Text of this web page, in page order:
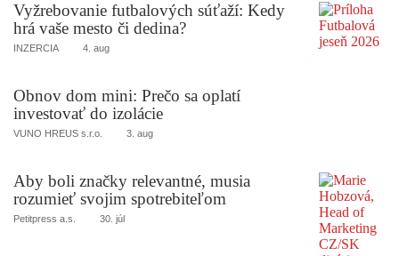
Vyžrebovanie futbalových súťaží: Kedy
hrá vaše mesto či dedina?
INZERCIA 4. aug
Obnov dom mini: Prečo sa oplatí
investovať do izolácie
VUNO HREUS s.r.o. 3. aug
Aby boli značky relevantné, musia
rozumieť svojim spotrebiteľom
Petitpress a.s. 30. júl